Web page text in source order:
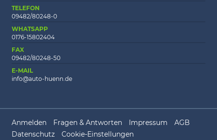
TELEFON
09482/80248-0
WHATSAPP
0176-15802404
FAX
09482/80248-50
E-MAIL
info@auto-huenn.de
Anmelden Fragen & Antworten Impressum
AGB
Datenschutz
Cookie-Einstellungen